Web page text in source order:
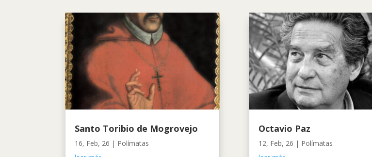
Santo Toribio de Mogrovejo
16, Feb, 26 | Polímatas
Octavio Paz
12, Feb, 26 | Polímatas